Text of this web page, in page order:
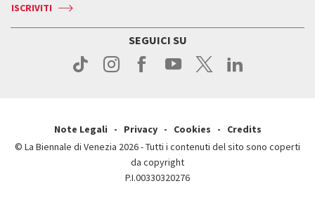
Come raggiungerci
Contatti
ISCRIVITI
SEGUICI SU
Note Legali Privacy Cookies
Credits
© La Biennale di Venezia 2026 - Tutti i contenuti del sito sono coperti
da copyright
P.I.00330320276